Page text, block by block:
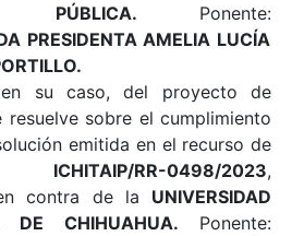
PÚBLICA. Ponente:
PRESIDENTA AMELIA LUCÍA
en su caso, del proyecto de
resuelve sobre el cumplimiento
emitida en el recurso de
RR-0498/2023,
contra de la UNIVERSIDAD
DE CHIHUAHUA. Ponente: